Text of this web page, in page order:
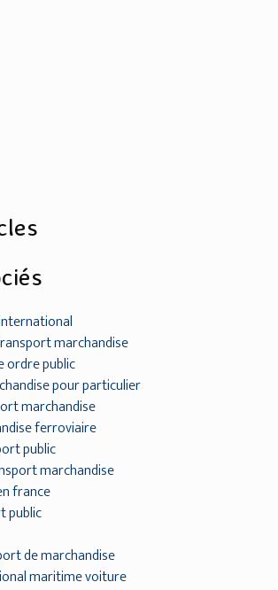
marchandise
public
pour particulier
marchandise
ferroviaire
public
marchandise
france
public
de marchandise
maritime voiture